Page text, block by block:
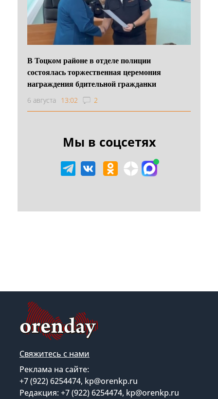
В Тоцком районе в отделе полиции
состоялась торжественная церемония
награждения бдительной гражданки
6 августа 13:02 2
Мы в соцсетях
Свяжитесь с нами
Реклама на сайте:
+7 (922) 6254474, kp@orenkp.ru
Редакция: +7 (922) 6254474, kp@orenkp.ru